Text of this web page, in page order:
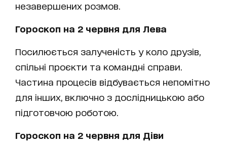
незавершених розмов.
Гороскоп на 2 червня для Лева
Посилюється залученість у коло друзів,
спільні проєкти та командні справи.
Частина процесів відбувається непомітно
для інших, включно з дослідницькою або
підготовчою роботою.
Гороскоп на 2 червня для Діви